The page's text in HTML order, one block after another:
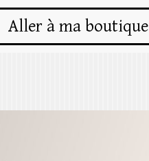
Aller à ma boutique